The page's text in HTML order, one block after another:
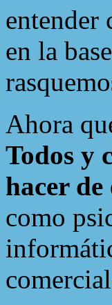
entender
en la
Ahora
Todos y
hacer
como